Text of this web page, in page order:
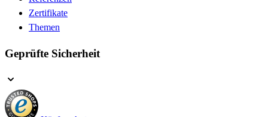
Zertifikate
Themen
Geprüfte Sicherheit